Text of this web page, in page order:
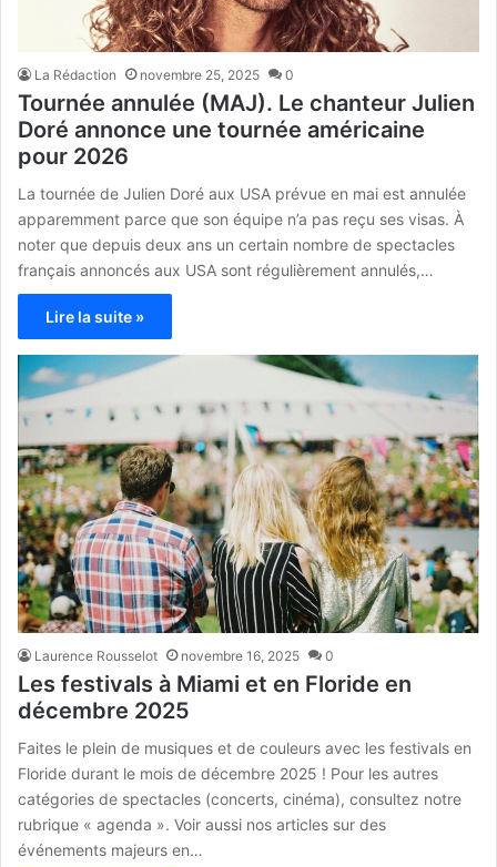
La Rédaction novembre 25, 2025 0
Tournée annulée (MAJ). Le chanteur Julien
Doré annonce une tournée américaine
pour 2026
La tournée de Julien Doré aux USA prévue en mai est annulée
apparemment parce que son équipe n’a pas reçu ses visas. À
noter que depuis deux ans un certain nombre de spectacles
français annoncés aux USA sont régulièrement annulés,…
Lire la suite »
Laurence Rousselot novembre 16, 2025 0
Les festivals à Miami et en Floride en
décembre 2025
Faites le plein de musiques et de couleurs avec les festivals en
Floride durant le mois de décembre 2025 ! Pour les autres
catégories de spectacles (concerts, cinéma), consultez notre
rubrique « agenda ». Voir aussi nos articles sur des
événements majeurs en…